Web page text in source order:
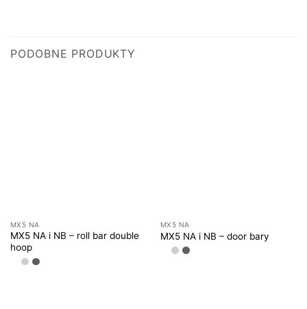
PODOBNE PRODUKTY
MX5 NA
MX5 NA i NB – roll bar double
hoop
MX5 NA
MX5 NA i NB – door bary